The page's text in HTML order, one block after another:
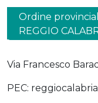
Ordine
REGGIO
Via Francesco
PEC: